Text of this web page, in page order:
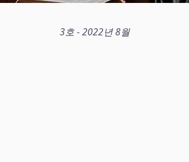
3호 - 2022년 8월